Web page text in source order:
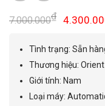
7.000.000₫ Giá
là:
Tình trạng: Sẵn
Thương hiệu: Orient
Giới tính:Nam
Loại máy: